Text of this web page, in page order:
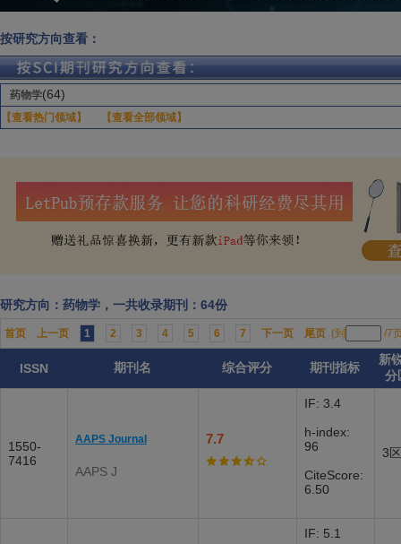
按研究方向查看：
药物学(64)
【查看热门领域】 【查看全部领域】
研究方向：药物学，一共收录期刊：64份
首页 上一页 1 2 3 4 5 6 7 下一页 尾页 (到 /7
ISSN 期刊名 综合评分 期刊指标
新
分
1550-
7416
AAPS Journal
AAPS J
7.7
IF: 3.4
h-index:
96
CiteScore:
6.50
3区
IF: 5.1